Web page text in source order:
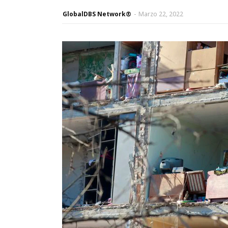
GlobalDBS Network® - Marzo 22, 2022